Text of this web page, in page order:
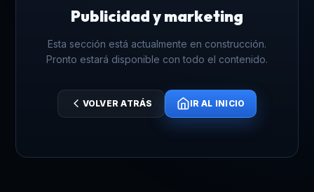
Publicidad y marketing
Esta sección está actualmente en construcción.
Pronto estará disponible con todo el contenido.
VOLVER ATRÁS IR AL INICIO